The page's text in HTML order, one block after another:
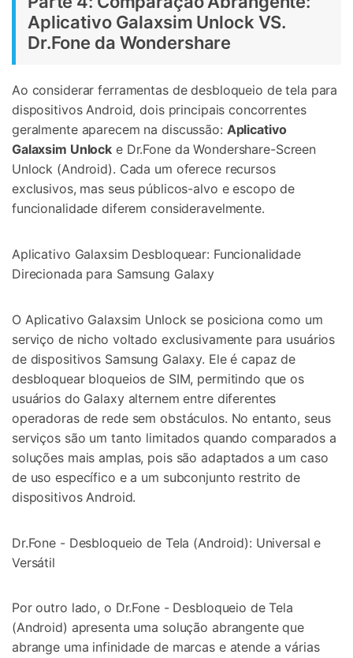
Aplicativo Galaxsim Unlock VS.
Dr.Fone da Wondershare
Ao considerar ferramentas de desbloqueio de tela para
dispositivos Android, dois principais concorrentes
geralmente aparecem na discussão: Aplicativo
Galaxsim Unlock e Dr.Fone da Wondershare-Screen
Unlock (Android). Cada um oferece recursos
exclusivos, mas seus públicos-alvo e escopo de
funcionalidade diferem consideravelmente.
Aplicativo Galaxsim Desbloquear: Funcionalidade
Direcionada para Samsung Galaxy
O Aplicativo Galaxsim Unlock se posiciona como um
serviço de nicho voltado exclusivamente para usuários
de dispositivos Samsung Galaxy. Ele é capaz de
desbloquear bloqueios de SIM, permitindo que os
usuários do Galaxy alternem entre diferentes
operadoras de rede sem obstáculos. No entanto, seus
serviços são um tanto limitados quando comparados a
soluções mais amplas, pois são adaptados a um caso
de uso específico e a um subconjunto restrito de
dispositivos Android.
Dr.Fone - Desbloqueio de Tela (Android): Universal e
Versátil
Por outro lado, o Dr.Fone - Desbloqueio de Tela
(Android) apresenta uma solução abrangente que
abrange uma infinidade de marcas e atende a várias